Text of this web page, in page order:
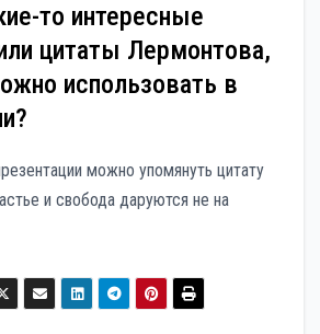
то интересные
цитаты Лермонтова,
использовать в
можно упомянуть цитату
и свобода даруются не на